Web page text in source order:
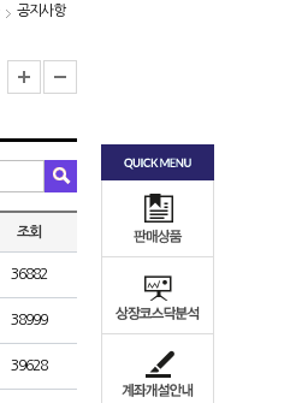
공지사항
조회
36882
38999
39628